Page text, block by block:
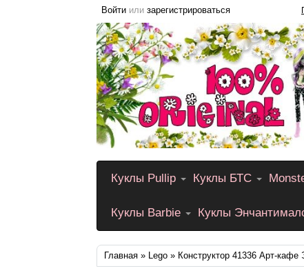
Войти или зарегистрироваться
Куклы Pullip Куклы БТС
Куклы Barbie Куклы
Главная » Lego » Конструктор 41336 Арт-